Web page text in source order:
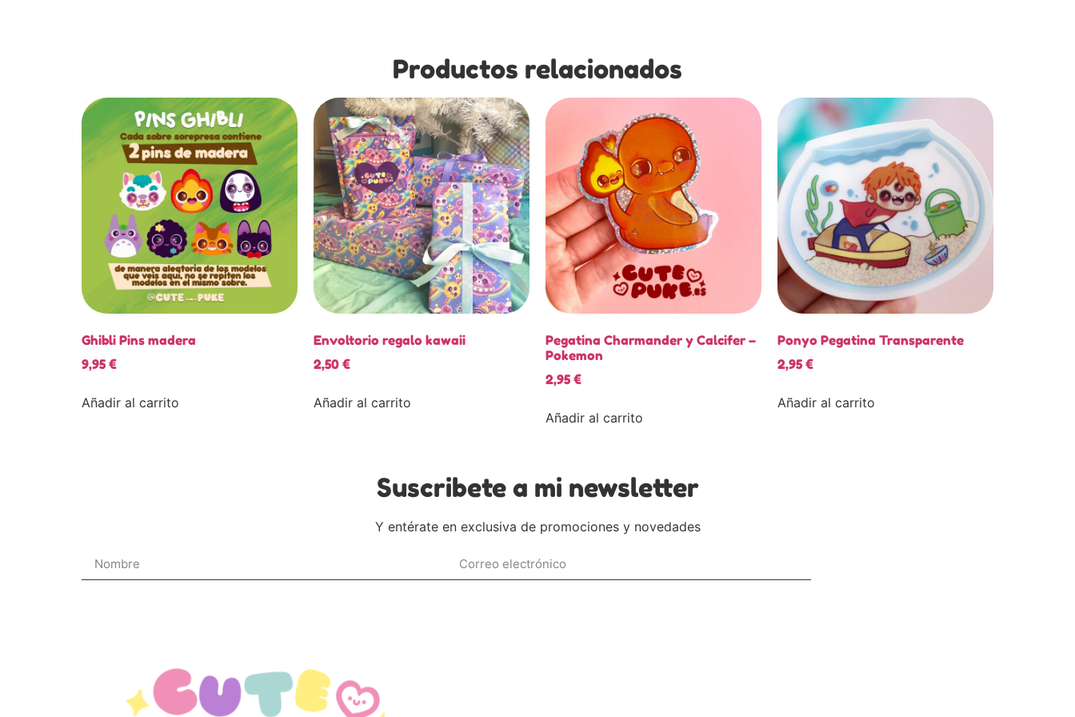
Productos relacionados
Ghibli Pins madera
9,95 €
Añadir al carrito
Envoltorio regalo kawaii
2,50 €
Añadir al carrito
Pegatina Charmander y Calcifer –
Pokemon
2,95 €
Añadir al carrito
Ponyo Pegatina Transparente
2,95 €
Añadir al carrito
Suscribete a mi newsletter
Y entérate en exclusiva de promociones y novedades